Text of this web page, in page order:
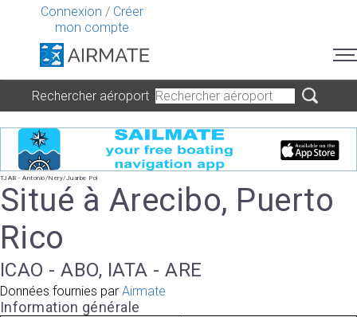
Connexion / Créer
mon compte
Rechercher aéroport
TJAB - Antonio/Nery/Juarbe Pol
Situé à Arecibo, Puerto
Rico
ICAO - ABO, IATA - ARE
Données fournies par Airmate
Information générale